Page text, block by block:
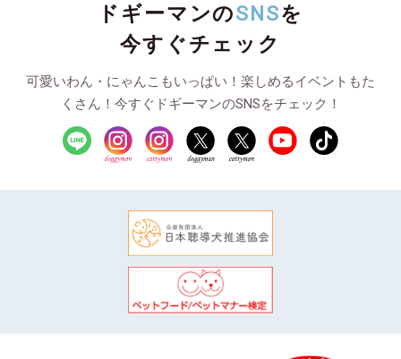
ドギーマンのSNSを
今すぐチェック
可愛いわん・にゃんこもいっぱい！楽しめるイベントもた
くさん！今すぐドギーマンのSNSをチェック！